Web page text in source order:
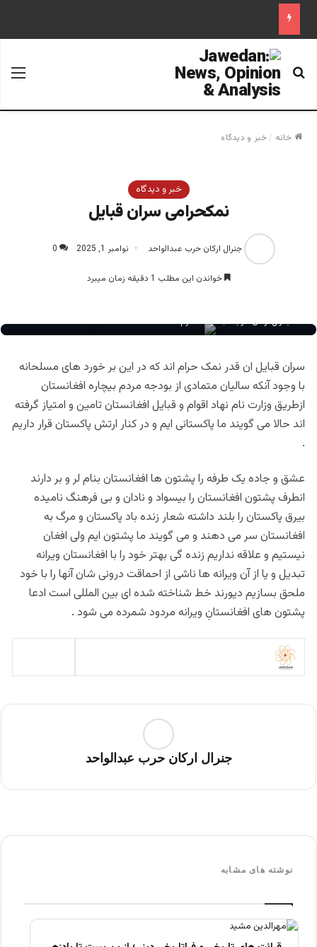
جستجو برای
خانه /خبر و دیدگاه
خبر و دیدگاه
نمکحرامی سران قبایل
جنرال ارکان حرب عبدالواحد نوامبر 1, 2025 0
خواندن این مطلب 1 دقیقه زمان میبرد
جنرال ارکان حرب عبدالواحد خرم
سران قبایل ان قدر نمک حرام اند که در این بر خورد های مسلحانه
با وجود آنکه سالیان متمادی از بودجه مردم بیچاره افغانستان
ازطریق وزارت نام نهاد اقوام و قبایل افغانستان تامین و امتیاز گرفته
اند حالا می گویند ما پاکستانی ایم و در کنار ارتش پاکستان قرار داریم
.
عشق و جاده یک طرفه را پشتون ها افغانستان بنام لر و بر دارند
انطرف پشتون افغانستان را بیسواد و نادان و بی فرهنگ نامیده
بیرق پاکستان را بلند داشته شعار زنده باد پاکستان و مرگ به
افغانستان سر می دهند و می گویند ما پشتون ایم ولی افغان
نیستیم و علاقه نداریم زنده گی بهتر خود را با افغانستان ویرانه
تبدیل و یا از آن ویرانه ها ناشی از احماقت درونی شان آنها را با خود
ملحق بسازیم دیورند خط شناخته شده ای بین المللی است ادعا
پشتون های افغانستانِ ویرانه مرد‌ود شمرده می شود .
جنرال ارکان حرب عبدالواحد
نوشته های مشابه